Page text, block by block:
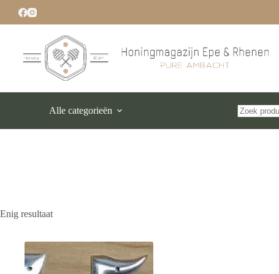
de
Alle categorieën
Enig resultaat